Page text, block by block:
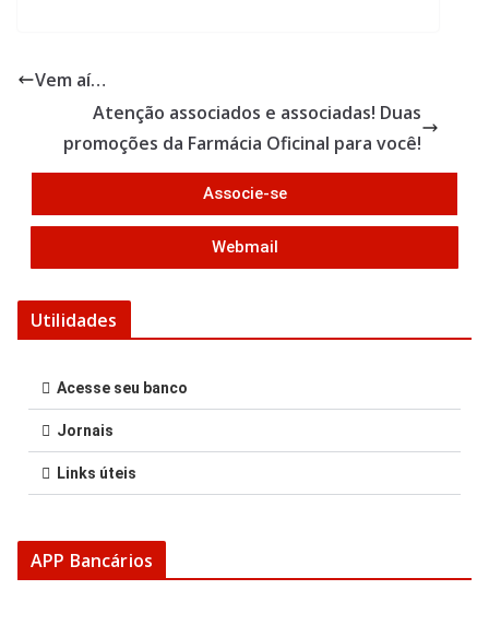
b
o
o
k
Vem aí…
Atenção associados e associadas! Duas
promoções da Farmácia Oficinal para você!
Associe-se
Webmail
Utilidades
Acesse seu banco
Jornais
Links úteis
APP Bancários